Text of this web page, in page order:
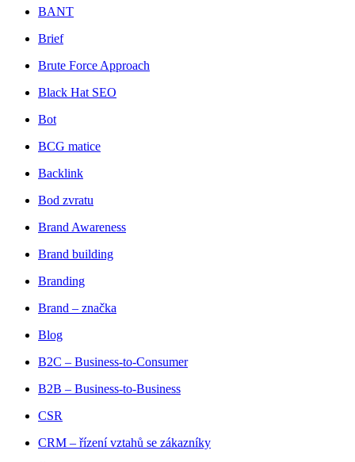
BANT
Brief
Brute Force Approach
Black Hat SEO
Bot
BCG matice
Backlink
Bod zvratu
Brand Awareness
Brand building
Branding
Brand – značka
Blog
B2C – Business-to-Consumer
B2B – Business-to-Business
CSR
CRM – řízení vztahů se zákazníky